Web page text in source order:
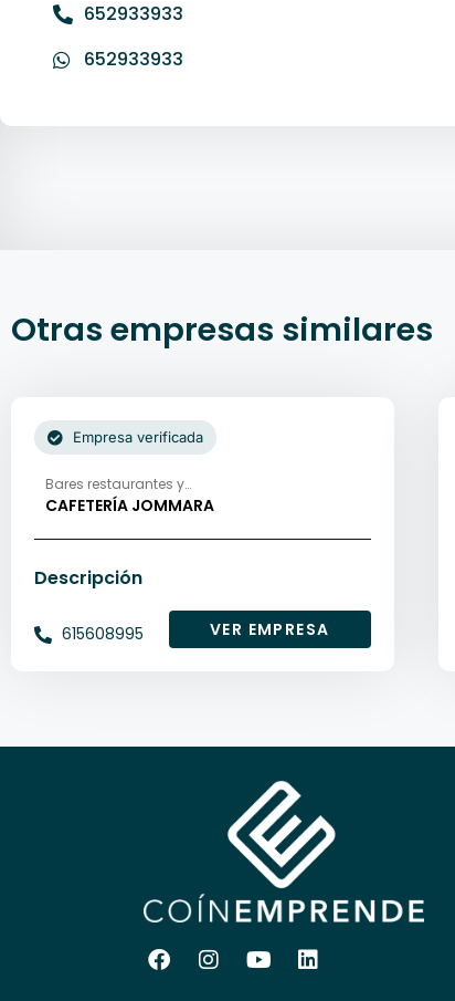
652933933
652933933
Otras empresas similares
Bares restaurantes y
cafeterías
CAFETERÍA JOMMARA
Descripción
615608995 VER EMPRESA
Empresa verificada